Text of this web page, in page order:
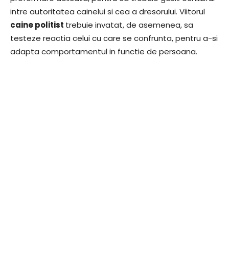
intre autoritatea cainelui si cea a dresorului. Viitorul
caine politist trebuie invatat, de asemenea, sa
testeze reactia celui cu care se confrunta, pentru a-si
adapta comportamentul in functie de persoana.